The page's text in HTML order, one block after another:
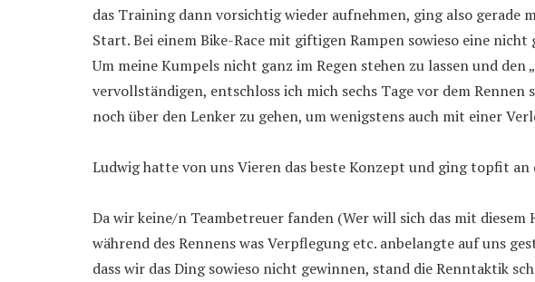
das Training dann vorsichtig wieder aufnehmen, ging also gerade
Start. Bei einem Bike-Race mit giftigen Rampen sowieso eine nicht
Um meine Kumpels nicht ganz im Regen stehen zu lassen und den
vervollständigen, entschloss ich mich sechs Tage vor dem
noch über den Lenker zu gehen, um wenigstens auch mit einer
Ludwig hatte von uns Vieren das beste Konzept und ging topfit an
Da wir keine/n Teambetreuer fanden (Wer will sich das mit
während des Rennens was Verpflegung etc. anbelangte auf uns
dass wir das Ding sowieso nicht gewinnen, stand die Renntaktik